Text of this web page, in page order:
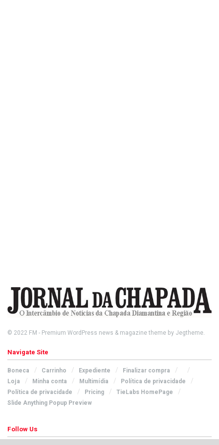
© 2022 FM - Premium WordPress news & magazine theme by Jegtheme.
Navigate Site
Boneca Carrinho Expediente
Finalizar compra
Loja
Minha conta Multimídia
Política de privacidade
Política de privacidade
Pricing
TieLabs HomePage
Slide Anything Popup Preview
Follow Us